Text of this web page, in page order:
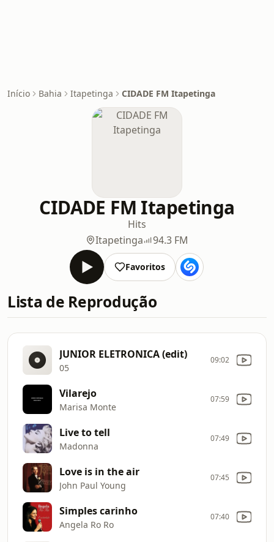
Início Bahia Itapetinga CIDADE FM Itapetinga
CIDADE FM Itapetinga
Hits
Itapetinga
94.3 FM
Favoritos
Lista de Reprodução
JUNIOR ELETRONICA (edit)
05
09:02
Vilarejo
Marisa Monte
07:59
Live to tell
Madonna
07:49
Love is in the air
John Paul Young
07:45
Simples carinho
Angela Ro Ro
07:40